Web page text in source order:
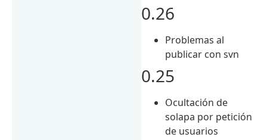
0.26
Problemas al
publicar con svn
0.25
Ocultación de
solapa por petición
de usuarios